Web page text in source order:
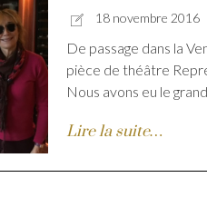
18 novembre 2016
De passage dans la
pièce de théâtre
Nous avons eu le
Lire la suite…